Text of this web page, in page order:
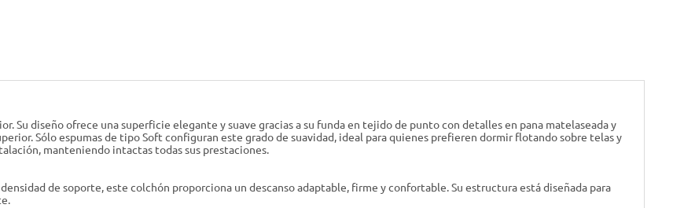
Su diseño ofrece una superficie elegante y suave gracias a su funda en tejido de punto con detalles en pana matelaseada y
Sólo espumas de tipo Soft configuran este grado de suavidad, ideal para quienes prefieren dormir flotando sobre telas y
manteniendo intactas todas sus prestaciones.
de soporte, este colchón proporciona un descanso adaptable, firme y confortable. Su estructura está diseñada para